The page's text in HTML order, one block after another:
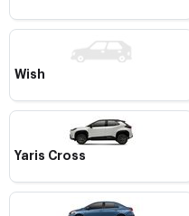
Wish
Yaris Cross